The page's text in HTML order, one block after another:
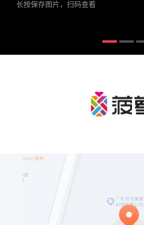
长按保存图片，扫码查看